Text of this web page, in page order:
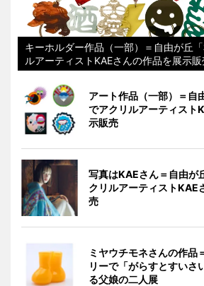
キーホルダー作品（一部）＝自由が丘
ルアーティストKAEさんの作品を展示販
アート作品（一部）＝自
でアクリルアーティスト
示販売
写真はKAEさん＝自由が
クリルアーティストKAE
売
ミヤウチモネさんの作品
リーで「がらすとすい
る父娘の二人展